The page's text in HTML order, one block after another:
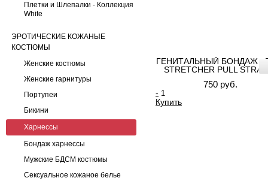
Плетки и Шлепалки - Коллекция
White
ЭРОТИЧЕСКИЕ КОЖАНЫЕ
КОСТЮМЫ
Женские костюмы
Женские гарнитуры
Портупеи
Бикини
Харнессы
Бондаж харнессы
Мужские БДСМ костюмы
Сексуальное кожаное белье
ГЕНИТАЛЬНЫЙ БОНДАЖ
STRETCHER PULL
750 руб.
-
Купить